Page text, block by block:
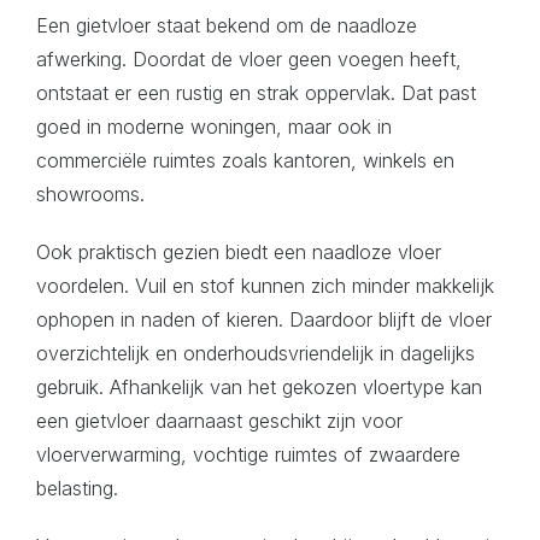
Een gietvloer staat bekend om de naadloze
afwerking. Doordat de vloer geen voegen heeft,
ontstaat er een rustig en strak oppervlak. Dat past
goed in moderne woningen, maar ook in
commerciële ruimtes zoals kantoren, winkels en
showrooms.
Ook praktisch gezien biedt een naadloze vloer
voordelen. Vuil en stof kunnen zich minder makkelijk
ophopen in naden of kieren. Daardoor blijft de vloer
overzichtelijk en onderhoudsvriendelijk in dagelijks
gebruik. Afhankelijk van het gekozen vloertype kan
een gietvloer daarnaast geschikt zijn voor
vloerverwarming, vochtige ruimtes of zwaardere
belasting.